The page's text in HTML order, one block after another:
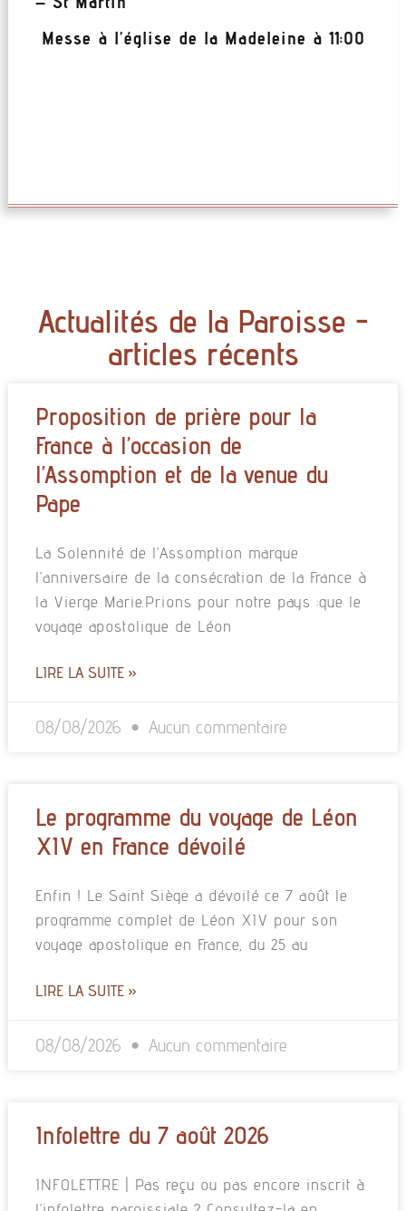
Messe à l’église de la Madeleine à 11:00
Actualités de la Paroisse -
articles récents
Proposition de prière pour la
France à l’occasion de
l’Assomption et de la venue du
Pape
La Solennité de l’Assomption marque
l’anniversaire de la consécration de la France à
la Vierge Marie.Prions pour notre pays :que le
voyage apostolique de Léon
LIRE LA SUITE »
08/08/2026 Aucun commentaire
Le programme du voyage de Léon
XIV en France dévoilé
Enfin ! Le Saint Siège a dévoilé ce 7 août le
programme complet de Léon XIV pour son
voyage apostolique en France, du 25 au
LIRE LA SUITE »
08/08/2026 Aucun commentaire
Infolettre du 7 août 2026
INFOLETTRE | Pas reçu ou pas encore inscrit à